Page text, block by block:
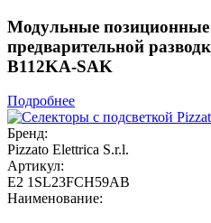
Модульные позиционные
предварительной
B112KA-SAK
Подробнее
Бренд:
Pizzato Elettrica S.r.l.
Артикул:
E2 1SL23FCH59AB
Наименование: